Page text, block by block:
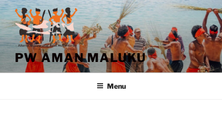
Lompat
konten
PW AMAN MALUKU
Menu